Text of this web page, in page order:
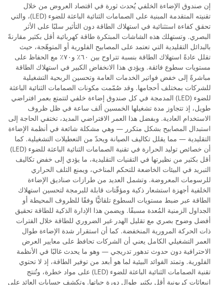
إن صندوق الإضاءة الخلفي يُحدث ثورة في اقتصاد العروض من خلال
تقنيته المتقدمة المبنية على الصمامات الثنائية الباعثة للضوء (LED)، والتي
تحقق كفاءة استثنائية في استهلاك الطاقة دون التأثير سلبًا على الأثر
البصري. وتستهلك هذه الشاشات المبتكرة طاقة كهربائية أقل بكثير مقارنةً
بالبدائل التقليدية التي تعتمد على المصابيح الفلورية أو المتوهّجة، حيث
تقلل عادةً استهلاك الطاقة بنسبة تتراوح بين ٦٠٪ و٧٠٪ مع الحفاظ على
مستويات سطوع فائقة. ويؤدي هذا الانخفاض الكبير في استهلاك الطاقة
مباشرةً إلى خفض فواتير الخدمات العامة وتحسين الربحية التشغيلية
للشركات بمختلف أحجامها. وقد صُمّمت مكونات الصمامات الثنائية الباعثة
للضوء (LED) المدمجة في كل صندوق إضاءة خلفي لتتمتع بعمر افتراضي
طويل، إذ تتجاوز مدة تشغيلها الخمسين ألف ساعة في ظل ظروف
الاستخدام العادية. وبفضل هذا العمر الافتراضي المديد، تختفي الحاجة إلى
استبدال المصابيح بشكل متكرر — وهي مشكلة شائعة في أنظمة الإضاءة
التقليدية — مما يقلل تكاليف الصيانة ويحدّ من التعطيلات التشغيلية. كما
أن خصائص توليد الحرارة في تقنية الصمامات الثنائية الباعثة للضوء (LED)
أقل بكثير من نظيرتها في التقنيات التقليدية، ما يؤدي إلى خفض تكاليف
التبريد في البيئات الخاضعة للتحكم المناخي، ويمنع التلف الحراري
للرسومات المعروضة. وتشمل العديد من طرازات صناديق الإضاءة
الخلفية أجهزة استشعار ذكية ومؤقّتات قابلة للبرمجة لتحسين استهلاك
الطاقة عبر ضبط مستويات السطوع تلقائيًّا وفقًا للظروف المحيطة أو
الجداول الزمنية المُعدة مسبقًا. ويضمن هذا الإدارة الذكية للطاقة تحقيق
أفضل وضوح بصري مع تقليل الهدر غير الضروري للطاقة خلال الفترات
ذات الحركة المرورية المنخفضة. كما أن استقرار شدة الإضاءة طوال
العمر التشغيلي الكامل يعني أن الشركات تحافظ على معايير العرض
الاحترافية دون حدوث تدهور تدريجي — وهو ما يحدث غالبًا في الأنظمة
الفلورية. وتمتد الفوائد البيئية لما هو أبعد من توفير الطاقة، إذ لا تحتوي
تقنية الصمامات الثنائية الباعثة للضوء (LED) على مواد خطرة، وتُنتج
انبعاثات كربونية أقل بكثير طوال دورة حياتها. وتكشف حسابات العائد على